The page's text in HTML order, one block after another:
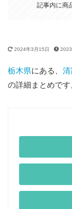
2024年3月15日
記事内に商
栃木県にある、 清
の詳細まとめです